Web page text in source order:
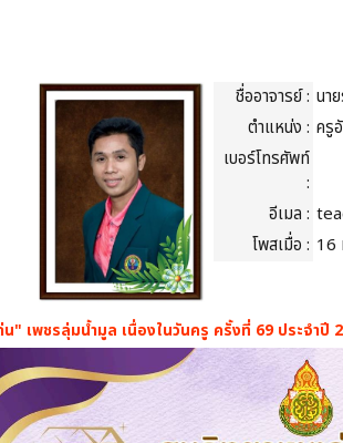
ชื่ออาจารย์ : นา
ตำแหน่ง : ครู
เบอร์โทรศัพท์
:
อีเมล :
โพสเมื่อ : 16
" เพชรลุ่มน้ำมูล เนื่องในวันครู ครั้งที่ 69 ประจำปี